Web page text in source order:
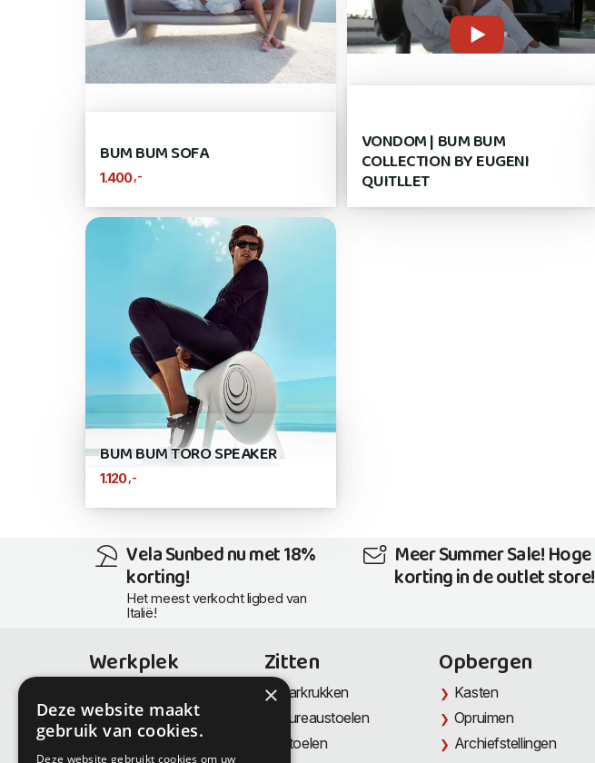
BUM BUM SOFA
1.400,-
VONDOM | BUM BUM
COLLECTION BY EUGENI
QUITLLET
BUM BUM TORO SPEAKER
1.120 ,-
Vela Sunbed nu met 18%
korting!
Het meest verkocht ligbed van
Italië!
Meer Summer Sale! Hoge
korting in de outlet store!
Werkplek
Thuiswerkplek
Zit-Sta bureaus
Zitten
Barkrukken
Bureaustoelen
Stoelen
Opbergen
Kasten
Opruimen
Archiefstellingen
×
Deze website maakt
gebruik van cookies.
Deze website gebruikt cookies om uw